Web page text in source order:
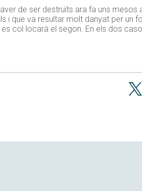
de ser destruïts ara fa uns
i que va resultar molt danyat per un
col·locarà el segon. En els dos